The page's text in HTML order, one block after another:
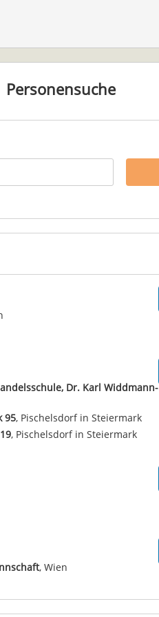
Dr. Karl Widdmann-
95, Pischelsdorf in Steiermark
, Pischelsdorf in Steiermark
, Wien